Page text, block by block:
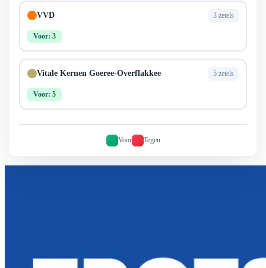
VVD 3 zetels
Voor: 3
Vitale Kernen Goeree-Overflakkee 5 zetels
Voor: 5
Voor Tegen